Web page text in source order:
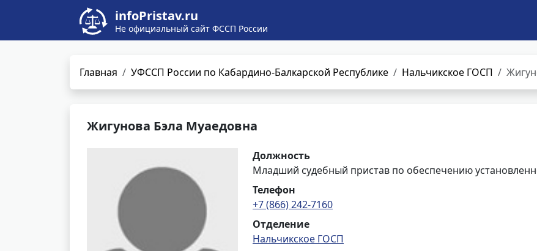
infoPristav.ru
Не официальный сайт ФССП России
Главная УФССП России по Кабардино-Балкарской Республике Нальчикское ГОСП
Жигунова Бэла Муаедовна
Должность
Младший судебный пристав по обеспечению
Телефон
+7 (866) 242-7160
Отделение
Нальчикское ГОСП